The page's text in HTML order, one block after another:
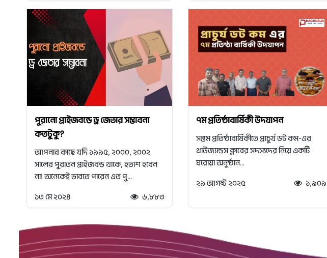
পুরানো প্রাইজবন্ডে ড্র জেতার সম্ভাবনা
কতটুকু?
আপনার কাছে যদি ১৯৯৫, ২০০০, ২০০২
সালের পুরাতন প্রাইজবন্ড থাকে, হতাশ হবেন
না! অনেকেই ভাবতে পারেন এত পু...
১৩ মে ২০২৪
৬,৮৮৩
৭ম প্রতিষ্ঠাবার্ষিকী উদযাপন
সপ্তম প্রতিষ্ঠাবার্ষিকীতে প্রাচুর্য ডট কম-এর
থাউজ্যান্ডস ক্লাবের সদস্যদের নিয়ে একটি
ঘরোয়া অনুষ্ঠান...
২৯ আগষ্ট ২০২৫
১,৯০৯